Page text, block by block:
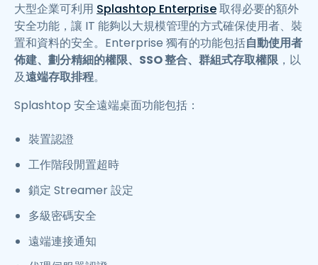
大型企業可利用 Splashtop Enterprise取得必要的額外
安全功能，讓 IT 能夠以大規模管理的方式確保使用者、裝
置和資料的安全。Enterprise 獨有的功能包括自動使用者
佈建、劃分精細的權限、SSO 整合、群組式存取權限，以
及遠端存取排程。
Splashtop 安全遠端桌面功能包括：
裝置認證
工作階段閒置超時
鎖定 Streamer 設定
多級密碼安全
遠端連接通知